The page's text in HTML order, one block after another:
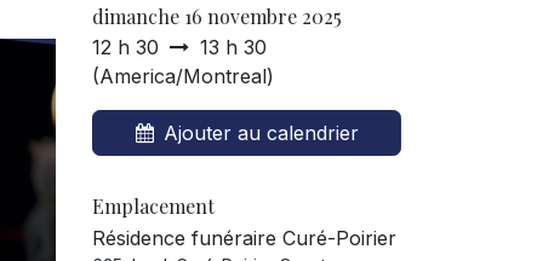
dimanche 16 novembre 2025
12 h 30
13 h 30
(America/Montreal)
Ajouter au calendrier
Emplacement
Résidence funéraire Curé-Poirier